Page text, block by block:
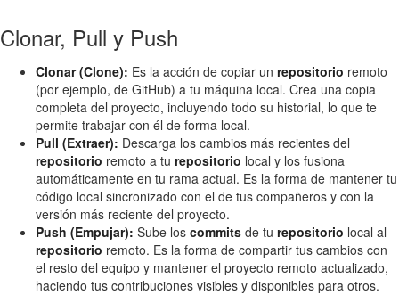
Clonar, Pull y Push
Clonar (Clone): Es la acción de copiar un repositorio remoto
(por ejemplo, de GitHub) a tu máquina local. Crea una copia
completa del proyecto, incluyendo todo su historial, lo que te
permite trabajar con él de forma local.
Pull (Extraer): Descarga los cambios más recientes del
repositorio remoto a tu repositorio local y los fusiona
automáticamente en tu rama actual. Es la forma de mantener tu
código local sincronizado con el de tus compañeros y con la
versión más reciente del proyecto.
Push (Empujar): Sube los commits de tu repositorio local al
repositorio remoto. Es la forma de compartir tus cambios con
el resto del equipo y mantener el proyecto remoto actualizado,
haciendo tus contribuciones visibles y disponibles para otros.